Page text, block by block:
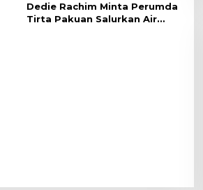
Dedie Rachim Minta Perumda
Tirta Pakuan Salurkan Air